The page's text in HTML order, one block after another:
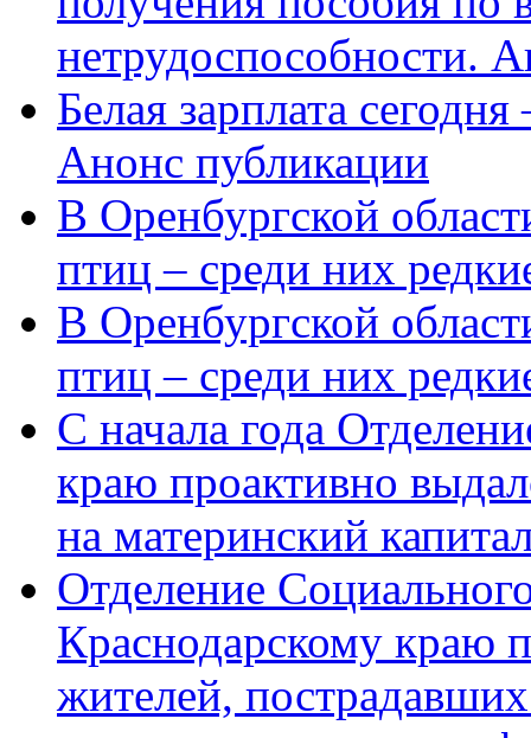
нетрудоспособности.
Белая зарплата
Анонс публикации
В Оренбургской
птиц – среди них
В Оренбургской
птиц – среди них
С начала года
краю проактивно
на материнский
Отделение
Краснодарскому краю
жителей,